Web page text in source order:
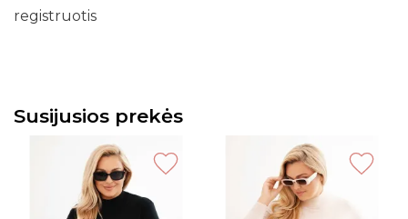
registruotis
Susijusios prekės